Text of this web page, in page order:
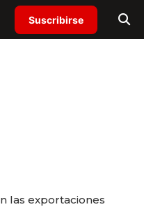
Suscribirse
las exportaciones